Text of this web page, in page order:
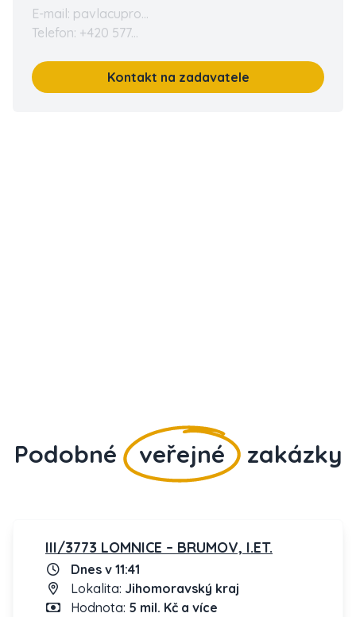
E-mail: pavlacupro...
Telefon: +420 577...
Kontakt na zadavatele
Podobné veřejné zakázky
III/3773 LOMNICE – BRUMOV, I.ET.
Dnes v 11:41
Lokalita: Jihomoravský kraj
Hodnota: 5 mil. Kč a více